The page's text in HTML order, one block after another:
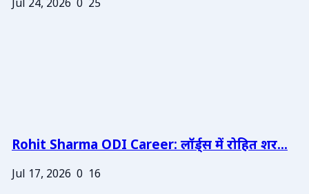
Jul 24, 2026 0 25
Rohit Sharma ODI Career: लॉर्ड्स में रोहित शर...
Jul 17, 2026 0 16